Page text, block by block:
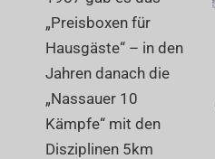
„Preisboxen für
Hausgäste“ – in den
Jahren danach die
„Nassauer 10
Kämpfe“ mit den
Disziplinen 5km